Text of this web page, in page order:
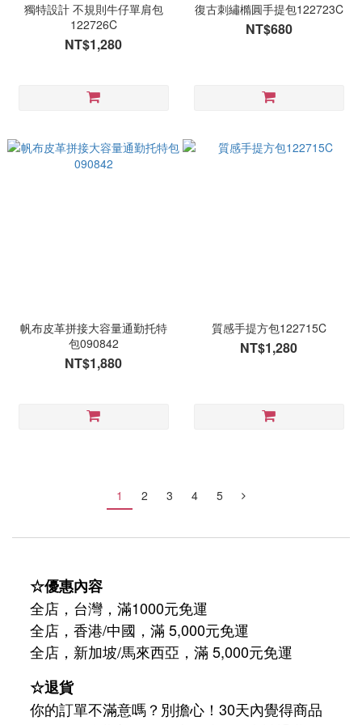
獨特設計 不規則牛仔單肩包
122726C
NT$1,280
復古刺繡橢圓手提包122723C
NT$680
帆布皮革拼接大容量通勤托特
包090842
NT$1,880
質感手提方包122715C
NT$1,280
1 2 3 4 5
☆優惠內容
全店，台灣，滿1000元免運
全店，香港/中國，滿 5,000元免運
全店，新加坡/馬來西亞，滿 5,000元免運
☆退貨
你的訂單不滿意嗎？別擔心！30天內覺得商品